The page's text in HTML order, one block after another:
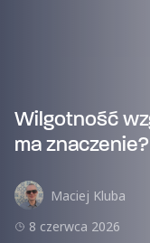
Wilgotność
ma znaczenie?
Maciej Kluba
8 czerwca 2026